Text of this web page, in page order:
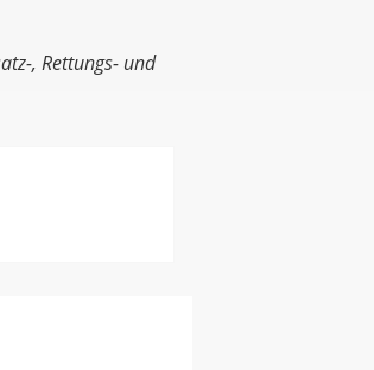
, Rettungs- und